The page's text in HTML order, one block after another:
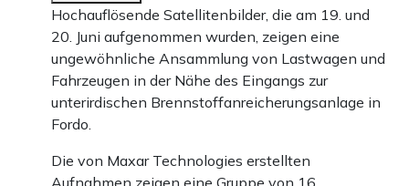
Hochauflösende Satellitenbilder, die am 19. und
20. Juni aufgenommen wurden, zeigen eine
ungewöhnliche Ansammlung von Lastwagen und
Fahrzeugen in der Nähe des Eingangs zur
unterirdischen Brennstoffanreicherungsanlage in
Fordo.
Die von Maxar Technologies erstellten
Aufnahmen zeigen eine Gruppe von 16